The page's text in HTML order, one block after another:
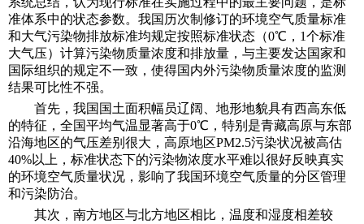
准体系中的状态参数。我国历次制修订的环境空气质量标准
和大气污染物排放标准均规定按照标准状态（0℃，1个标准
大气压）计算污染物质量浓度和排放量，与主要发达国家和
国际组织的规定不一致，使得国内外污染物质量浓度的监测
结果可比性不强。
首先，我国国土面积幅员辽阔、地形地貌具有西高东低
的特征，全国平均气温显著高于0℃，特别是青藏高原与东部
沿海地区的气压差别很大，高原地区PM2.5污染状况被高估
40%以上，标准状态下的污染物浓度水平难以很好反映真实
的环境空气质量状况，影响了我国环境空气质量的分区管理
和污染防治。
其次，南方地区与北方地区相比，温度和湿度相差较